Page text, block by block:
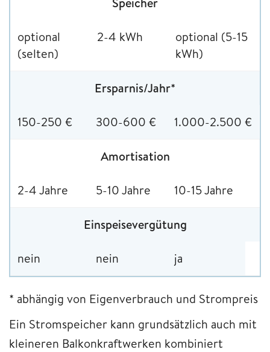
optional
(selten)
2-4 kWh
optional (5-15
kWh)
Ersparnis/Jahr*
150-250 € 300-600 € 1.000-2.500 €
Amortisation
2-4 Jahre 5-10 Jahre 10-15 Jahre
Einspeisevergütung
nein nein ja
* abhängig von Eigenverbrauch und Strompreis
Ein Stromspeicher kann grundsätzlich auch mit
kleineren Balkonkraftwerken kombiniert